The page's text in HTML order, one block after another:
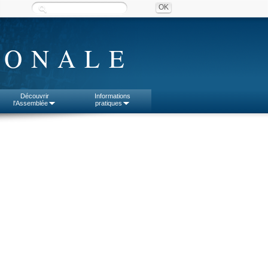
Découvrir
l'Assemblée
Informations
pratiques